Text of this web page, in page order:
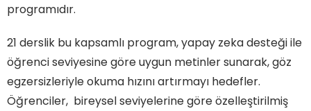
programıdır.
21 derslik bu kapsamlı program, yapay zeka desteği ile
öğrenci seviyesine göre uygun metinler sunarak, göz
egzersizleriyle okuma hızını artırmayı hedefler.
Öğrenciler, bireysel seviyelerine göre özelleştirilmiş